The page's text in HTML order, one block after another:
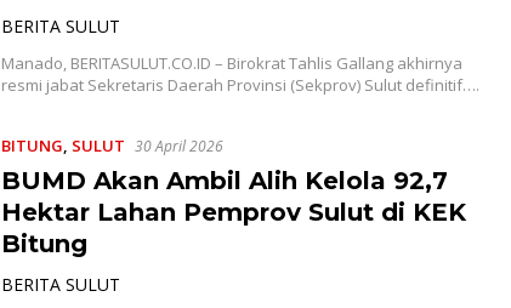
BERITA SULUT
Manado, BERITASULUT.CO.ID – Birokrat Tahlis Gallang akhirnya
resmi jabat Sekretaris Daerah Provinsi (Sekprov) Sulut definitif….
BITUNG, SULUT 30 April 2026
BUMD Akan Ambil Alih Kelola 92,7
Hektar Lahan Pemprov Sulut di KEK
Bitung
BERITA SULUT